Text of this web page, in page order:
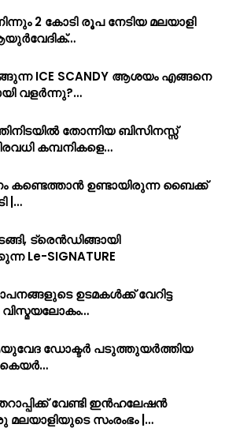
2 കോടി രൂപ നേടിയ മലയാളി
ICE SCANDY ആശയം എങ്ങനെ
വളർന്നു?…
തോന്നിയ ബിസിനസ്സ്
കമ്പനികളെ…
കണ്ടെത്താൻ ഉണ്ടായിരുന്ന ബൈക്ക്
|…
ട്രെൻഡിങ്ങായി
Le-SIGNATURE
ഉടമകൾക്ക് വേറിട്ട
ഡോക്ടർ പടുത്തുയർത്തിയ
കെയർ…
വേണ്ടി ഇൻഹലേഷൻ
മലയാളിയുടെ സംരംഭം |…